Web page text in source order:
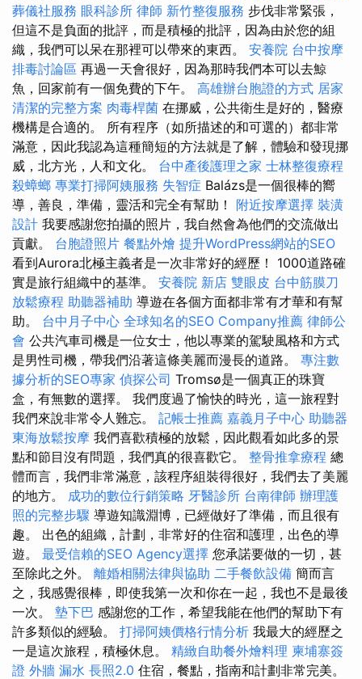
葬儀社服務 眼科診所 律師 新竹整復服務 步伐非常緊張，
但這不是負面的批評，而是積極的批評，因為由於您的組
織，我們可以呆在那裡可以帶來的東西。 安養院 台中按摩
排毒討論區 再過一天會很好，因為那時我們本可以去鯨
魚，回家前有一個免費的下午。 高雄辦台胞證的方式 居家
清潔的完整方案 肉毒桿菌 在挪威，公共衛生是好的，醫療
機構是合適的。 所有程序（如所描述的和可選的）都非常
滿意，因此我認為這種簡短的方法就是了解，體驗和發現挪
威，北方光，人和文化。 台中產後護理之家 士林整復療程
殺蟑螂 專業打掃阿姨服務 失智症 Balázs是一個很棒的嚮
導，善良，準備，靈活和完全有幫助！ 附近按摩選擇 裝潢
設計 我要感謝您拍攝的照片，我自然會為他們的交流做出
貢獻。 台胞證照片 餐點外燴 提升WordPress網站的SEO
看到Aurora北極主義者是一次非常好的經歷！ 1000道路確
實是旅行組織中的基準。 安養院 新店 雙眼皮 台中筋膜刀
放鬆療程 助聽器補助 導遊在各個方面都非常有才華和有幫
助。 台中月子中心 全球知名的SEO Company推薦 律師公
會 公共汽車司機是一位女士，他以專業的駕駛風格和方式
是男性司機，帶我們沿著這條美麗而漫長的道路。 專注數
據分析的SEO專家 偵探公司 Tromsø是一個真正的珠寶
盒，有無數的選擇。 我們度過了愉快的時光，這一旅程對
我們來說非常令人難忘。 記帳士推薦 嘉義月子中心 助聽器
東海放鬆按摩 我們喜歡積極的放鬆，因此觀看如此多的景
點和節目沒有問題，我們真的很喜歡它。 整骨推拿療程 總
體而言，我們非常滿意，該程序組裝得很好，我們去了美麗
的地方。 成功的數位行銷策略 牙醫診所 台南律師 辦理護
照的完整步驟 導遊知識淵博，已經做好了準備，而且很有
趣。 出色的組織，計劃，非常好的住宿和護理，出色的導
遊。 最受信賴的SEO Agency選擇 您承諾要做的一切，甚
至除此之外。 離婚相關法律與協助 二手餐飲設備 簡而言
之，我感覺很棒，即使我第一次和你在一起，我也不是最後
一次。 墊下巴 感謝您的工作，希望我能在他們的幫助下有
許多類似的經驗。 打掃阿姨價格行情分析 我最大的經歷之
一是這次旅程，積極休息。 精緻自助餐外燴料理 柬埔寨簽
證 外牆 漏水 長照2.0 住宿，餐點，指南和計劃非常完美。